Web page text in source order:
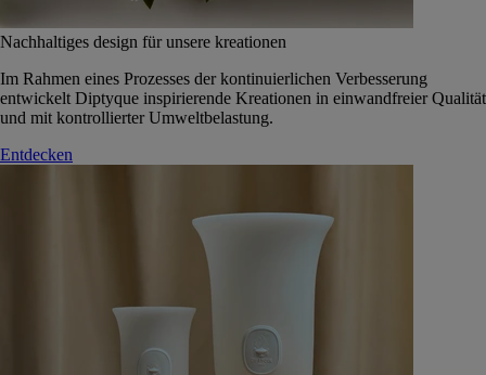
Nachhaltiges design für unsere kreationen
Im Rahmen eines Prozesses der kontinuierlichen Verbesserung
entwickelt Diptyque inspirierende Kreationen in einwandfreier Qualität
und mit kontrollierter Umweltbelastung.
Entdecken